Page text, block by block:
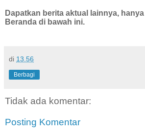
Dapatkan berita aktual lainnya,
Beranda di bawah ini.
di 13.56
Berbagi
Tidak ada komentar:
Posting Komentar